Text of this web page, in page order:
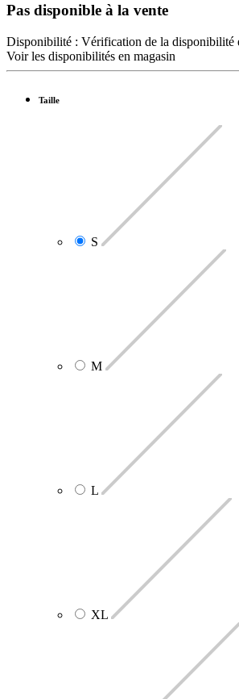
Pas disponible à la vente
Disponibilité : Vérification de la disponibilité
Voir les disponibilités en magasin
Taille
S
M
L
XL